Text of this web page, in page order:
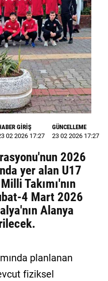
GİRİŞ
02 2026 17:27
GÜNCELLEME
23 02 2026 17:27
2026
yer alan U17
Takımı'nın
4 Mart 2026
Alanya
planlanan
fiziksel